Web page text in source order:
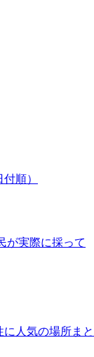
順）
が実際に採って
に人気の場所まと